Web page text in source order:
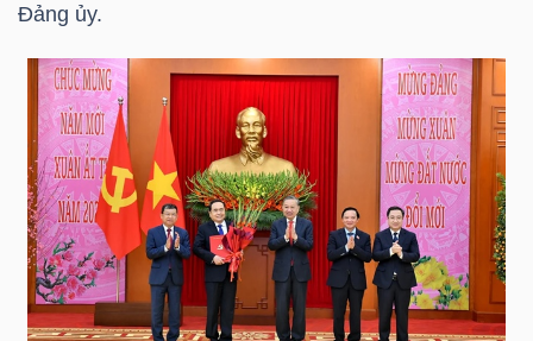
Đảng ủy.
VS-
SECTOR
NĂNG
LƯỢNG